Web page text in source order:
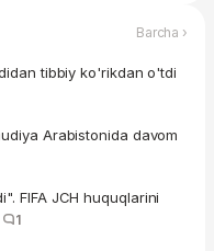
Barcha ›
tibbiy ko'rikdan o'tdi
Arabistonida davom
FIFA JCH huquqlarini
1